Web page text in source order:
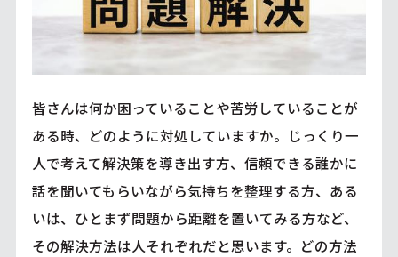
皆さんは何か困っていることや苦労していることが
ある時、どのように対処していますか。じっくり一
人で考えて解決策を導き出す方、信頼できる誰かに
話を聞いてもらいながら気持ちを整理する方、ある
いは、ひとまず問題から距離を置いてみる方など、
その解決方法は人それぞれだと思います。どの方法